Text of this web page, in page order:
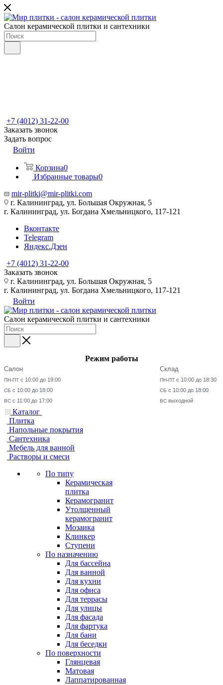
Салон керамической плитки и сантехники
+7 (4012) 31-22-00
Заказать звонок
Задать вопрос
Войти
Корзина0
Избранные товары0
mir-plitki@mir-plitki.com
г. Калининград, ул. Большая Окружная, 5
г. Калининград, ул. Богдана Хмельницкого, 117-121
Вконтакте
Telegram
Яндекс.Дзен
+7 (4012) 31-22-00
Заказать звонок
г. Калининград, ул. Большая Окружная, 5
г. Калининград, ул. Богдана Хмельницкого, 117-121
Войти
Салон керамической плитки и сантехники
Режим работы
Салон
ПН-ПТ с 10:00 до 19:00
СБ с 10:00 до 18:00
ВС с 11:00 до 17:00
Склад
ПН-ПТ с 10:00 до 18:30
СБ с 10:00 до 18:00
ВС выходной
Каталог
Плитка
Напольные покрытия
Сантехника
Мебель для ванной
Растворы и смеси
По типу
Керамическая
плитка
Керамогранит
Утолщенный
керамогранит
Мозаика
Клинкер
Ступени
По назначению
Для бассейна
Для ванной
Для кухни
Для офиса
Для террасы
Для улицы
Для фасада
Для фартука
Для бани
Для беседки
По поверхности
Глянцевая
Матовая
Лаппатированная